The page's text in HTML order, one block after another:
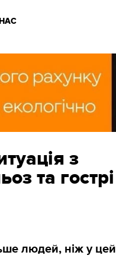
з
та гострі
людей, ніж у цей